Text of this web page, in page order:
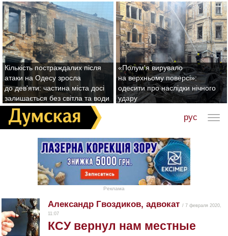
Кількість постраждалих після
атаки на Одесу зросла
до дев'яти: частина міста досі
залишається без світла та води
«Полум'я вирувало
на верхньому поверсі»:
одесити про наслідки нічного
удару
рус
Реклама
Александр Гвоздиков, адвокат / 7 февраля 2020,
11:07
КСУ вернул нам местные